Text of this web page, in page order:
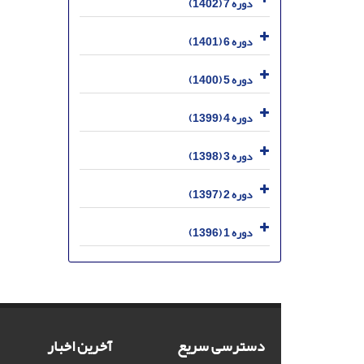
دوره 6 (1401)
دوره 5 (1400)
دوره 4 (1399)
دوره 3 (1398)
دوره 2 (1397)
دوره 1 (1396)
دسترسی سریع آخرین اخبار